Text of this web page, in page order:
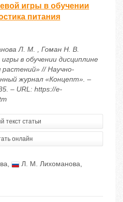
игры в обучении
питания
Л. М. , Гоман Н. В.
в обучении дисциплине
// Научно-
журнал «Концепт». –
– URL: https://e-
текст статьи
онлайн
, Л. М. Лихоманова,